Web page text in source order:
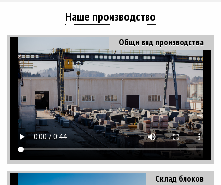
Наше производство
Общи вид производства
Склад блоков